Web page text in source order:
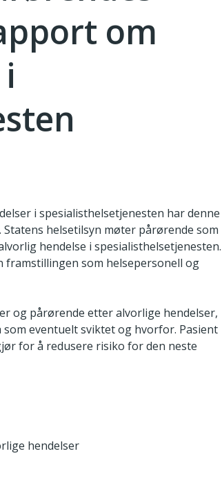
om
i spesialisthelsetjenesten har denne
helsetilsyn møter pårørende som
hendelse i spesialisthelsetjenesten.
som helsepersonell og
og pårørende etter alvorlige hendelser,
eventuelt sviktet og hvorfor. Pasient
for å redusere risiko for den neste
hendelser